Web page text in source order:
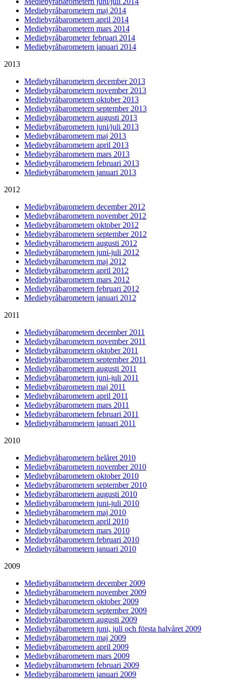
Mediebyråbarometern maj 2014
Mediebyråbarometern april 2014
Mediebyråbarometern mars 2014
Mediebyråbarometer februari 2014
Mediebyråbarometern januari 2014
2013
Mediebyråbarometern december 2013
Mediebyråbarometern november 2013
Mediebyråbarometern oktober 2013
Mediebyråbarometern september 2013
Mediebyråbarometern augusti 2013
Mediebyråbarometern juni/juli 2013
Mediebyråbarometern maj 2013
Mediebyråbarometern april 2013
Mediebyråbarometern mars 2013
Mediebyråbarometern februari 2013
Mediebyråbarometern januari 2013
2012
Mediebyråbarometern december 2012
Mediebyråbarometern november 2012
Mediebyråbarometern oktober 2012
Mediebyråbarometern september 2012
Mediebyråbarometern augusti 2012
Mediebyråbarometern juni-juli 2012
Mediebyråbarometern maj 2012
Mediebyråbarometern april 2012
Mediebyråbarometern mars 2012
Mediebyråbarometern februari 2012
Mediebyråbarometern januari 2012
2011
Mediebyråbarometern december 2011
Mediebyråbarometern november 2011
Mediebyråbarometern oktober 2011
Mediebyråbarometern september 2011
Mediebyråbarometern augusti 2011
Mediebyråbarometern juni-juli 2011
Mediebyråbarometern maj 2011
Mediebyråbarometern april 2011
Mediebyråbarometern mars 2011
Mediebyråbarometern februari 2011
Mediebyråbarometern januari 2011
2010
Mediebyråbarometern helåret 2010
Mediebyråbarometern november 2010
Mediebyråbarometern oktober 2010
Mediebyråbarometern september 2010
Mediebyråbarometern augusti 2010
Mediebyråbarometern juni-juli 2010
Mediebyråbarometern maj 2010
Mediebyråbarometern april 2010
Mediebyråbarometern mars 2010
Mediebyråbarometern februari 2010
Mediebyråbarometern januari 2010
2009
Mediebyråbarometern december 2009
Mediebyråbarometern november 2009
Mediebyråbarometern oktober 2009
Mediebyråbarometern september 2009
Mediebyråbarometern augusti 2009
Mediebyråbarometern juni, juli och första halvåret 2009
Mediebyråbarometern maj 2009
Mediebyråbarometern april 2009
Mediebyråbarometern mars 2009
Mediebyråbarometern februari 2009
Mediebyråbarometern januari 2009